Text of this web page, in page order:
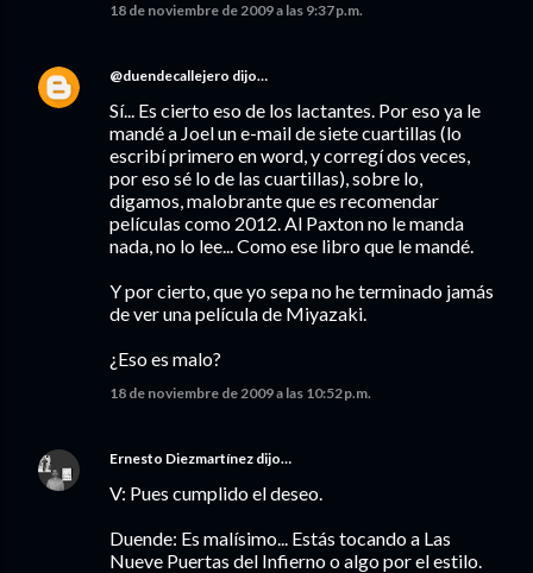
18 de noviembre de 2009 a las 9:37 p.m.
@duendecallejero dijo…
Sí... Es cierto eso de los lactantes. Por eso ya le
mandé a Joel un e-mail de siete cuartillas (lo
escribí primero en word, y corregí dos veces,
por eso sé lo de las cuartillas), sobre lo,
digamos, malobrante que es recomendar
películas como 2012. Al Paxton no le manda
nada, no lo lee... Como ese libro que le mandé.
Y por cierto, que yo sepa no he terminado jamás
de ver una película de Miyazaki.
¿Eso es malo?
18 de noviembre de 2009 a las 10:52 p.m.
Ernesto Diezmartínez dijo…
V: Pues cumplido el deseo.
Duende: Es malísimo... Estás tocando a Las
Nueve Puertas del Infierno o algo por el estilo.